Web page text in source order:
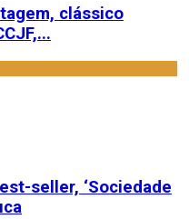
clássico
seller, ‘Sociedade